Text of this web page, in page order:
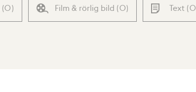
(0) Film & rörlig bild (0) Text (0